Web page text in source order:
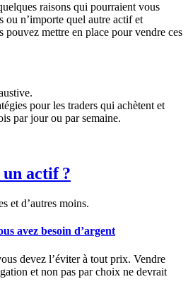
raisons qui pourraient vous
ou n’importe quel autre actif et
pouvez mettre en place pour vendre ces
pour les traders qui achètent et
par jour ou par semaine.
actif ?
et d’autres moins.
avez besoin d’argent
devez l’éviter à tout prix. Vendre
et non pas par choix ne devrait